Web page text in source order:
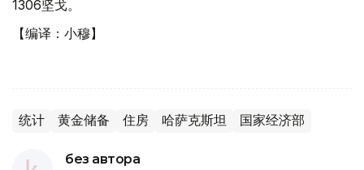
1306坚戈。
【编译：小穆】
统计 黄金储备 住房 哈萨克斯坦 国家经济部
без автора